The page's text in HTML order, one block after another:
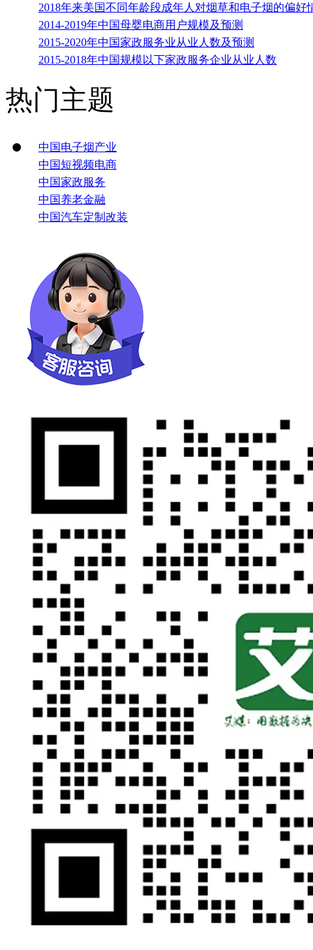
2018年来美国不同年龄段成年人对烟草和电子烟的偏好
2014-2019年中国母婴电商用户规模及预测
2015-2020年中国家政服务业从业人数及预测
2015-2018年中国规模以下家政服务企业从业人数
热门主题
中国电子烟产业
中国短视频电商
中国家政服务
中国养老金融
中国汽车定制改装